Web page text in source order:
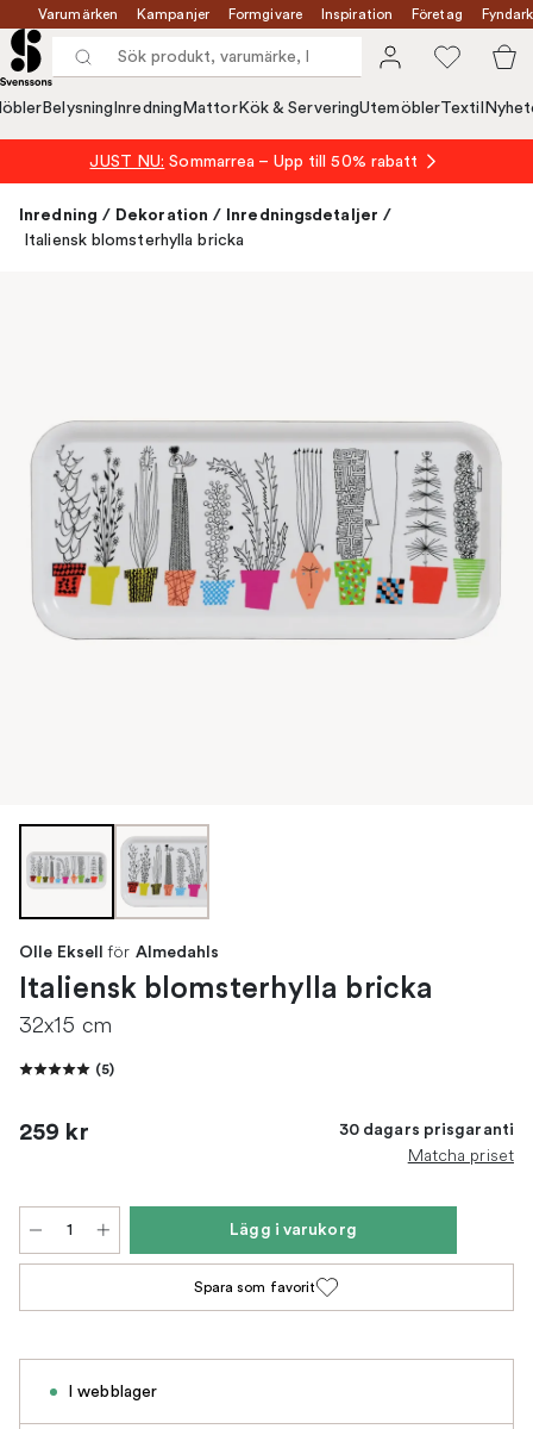
Varumärken Kampanjer Formgivare Inspiration Företag
Belysning Inredning MattorKök & ServeringUtemöblerTextil
JUST NU: Sommarrea – Upp till 50% rabatt
Inredning / Dekoration / Inredningsdetaljer /
Italiensk blomsterhylla bricka
Olle Eksell för Almedahls
Italiensk blomsterhylla bricka
32x15 cm
(5)
259 kr 30 dagars prisgaranti
Matcha priset
Lägg i varukorg
Spara som favorit
I webblager